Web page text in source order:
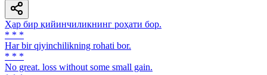
Ҳар бир қийинчиликнинг роҳати бор.
* * *
Har bir qiyinchilikning rohati bor.
* * *
No great. loss without some small gain.